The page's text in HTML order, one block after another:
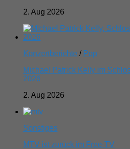
2. Aug 2026
Konzertberichte / Pop
Michael Patrick Kelly im
2026
2. Aug 2026
Sonstiges
MTV ist zurück im Free-TV